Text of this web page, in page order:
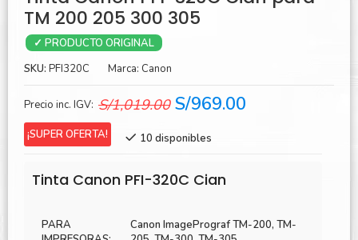
TM 200 205 300 305
✓ PRODUCTO ORIGINAL
SKU: PFI320C Marca: Canon
Precio inc. IGV: S/1,019.00 El
original
S/1,019.00.
S/969.00
¡SUPER OFERTA! 10 disponibles
Tinta Canon PFI-320C Cian
PARA
Canon ImagePrograf TM-200, TM-